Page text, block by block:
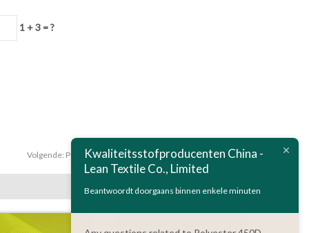
1 + 3 = ?
Volgende: Polyester 150D camouflage printing oxford fabric
Kwaliteitsstofproducenten China -
Lean Textile Co., Limited
Beantwoordt doorgaans binnen enkele minuten